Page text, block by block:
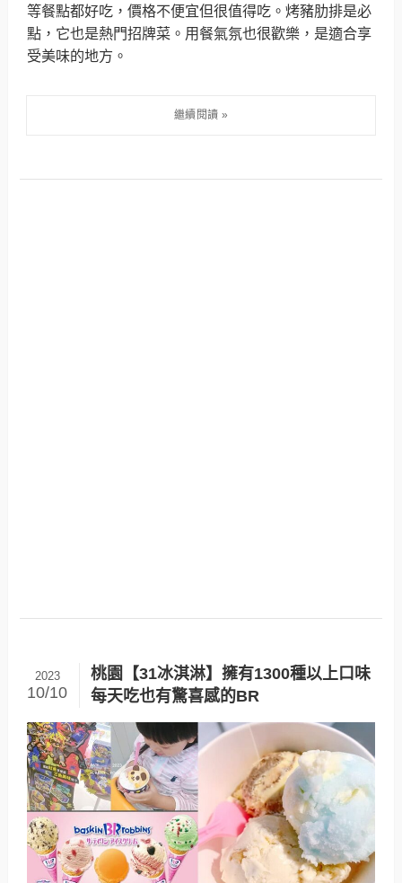
等餐點都好吃，價格不便宜但很值得吃。烤豬肋排是必
點，它也是熱門招牌菜。用餐氣氛也很歡樂，是適合享
受美味的地方。
桃園【31冰淇淋】擁有1300種以上口味
每天吃也有驚喜感的BR
2023
10/10